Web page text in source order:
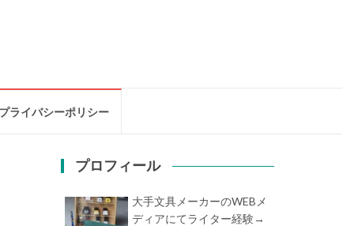
プライバシーポリシー
プロフィール
大手文具メーカーのWEBメ
ディアにてライター経験→